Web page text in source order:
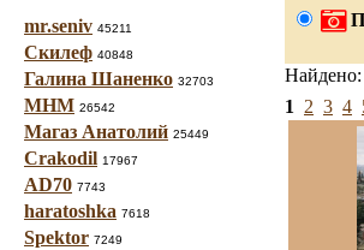
mr.seniv 45211
Скилеф 40848
Галина Шаненко 32703
МНМ 26542
Магаз Анатолий 25449
Crakodil 17967
AD70 7743
haratoshka 7618
Spektor 7249
Найдено:
1
2 3 4